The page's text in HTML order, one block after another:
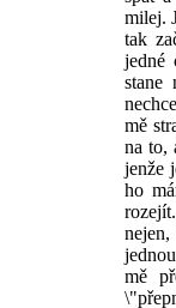
milej.
tak
jedné
stane
mě
na to,
jenže
ho
mě